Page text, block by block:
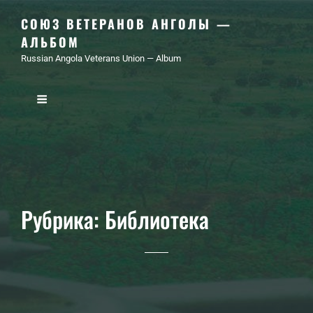
СОЮЗ ВЕТЕРАНОВ АНГОЛЫ —
АЛЬБОМ
Russian Angola Veterans Union — Album
Рубрика: Библиотека